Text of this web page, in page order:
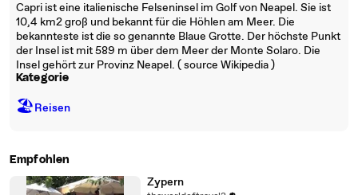
Capri ist eine italienische Felseninsel im Golf von Neapel. Sie ist
10,4 km2 groß und bekannt für die Höhlen am Meer. Die
bekannteste ist die so genannte Blaue Grotte. Der höchste Punkt
der Insel ist mit 589 m über dem Meer der Monte Solaro. Die
Insel gehört zur Provinz Neapel. ( source Wikipedia )
Kategorie
🏖Reisen
Empfohlen
Zypern